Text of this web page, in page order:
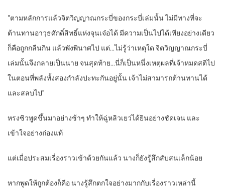
“ตามหลักการแล้วจิตวิญญาณกระบี่ของกระบี่เล่มนั้น ไม่มีทางที่จะ
ต้านทานอาวุธศักดิ์สิทธิ์แห่งจุนเจ๋อได้ มีความเป็นไปได้เพียงอย่างเดียว
ก็คือถูกกลืนกิน แล้วพังพินาศไป แต่…ไม่รู้ว่าเหตุใด จิตวิญญาณกระบี่
เล่มนั้นจึงกลายเป็นนาย จนสุดท้าย…นี่ก็เป็นหนึ่งเหตุผลที่เจ้าหมดสติไป
ในตอนที่พลังทั้งสองกำลังปะทะกันอยู่นั้น เจ้าไม่สามารถต้านทานได้
และสลบไป”
หรงซิวพูดขึ้นมาอย่างช้าๆ ทำให้ฉู่หลิวเยว่ได้ยินอย่างชัดเจน และ
เข้าใจอย่างถ่องแท้
แต่เมื่อประสมเรื่องราวเข้าด้วยกันแล้ว นางก็ยังรู้สึกสับสนเล็กน้อย
หากพูดให้ถูกต้องก็คือ นางรู้สึกตกใจอย่างมากกับเรื่องราวเหล่านี้